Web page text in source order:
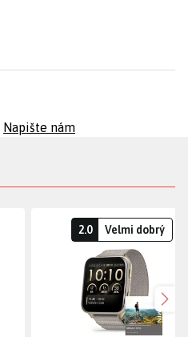
Napište nám
2.0 Velmi dobrý